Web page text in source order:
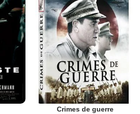
Crimes de guerre